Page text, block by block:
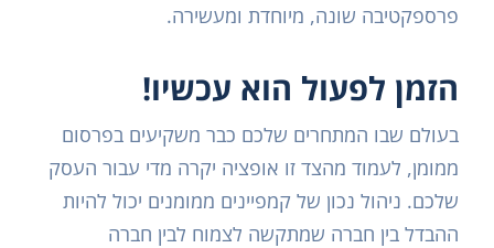
פרספקטיבה שונה, מיוחדת ומעשירה.
הזמן לפעול הוא עכשיו!
בעולם שבו המתחרים שלכם כבר משקיעים בפרסום
ממומן, לעמוד מהצד זו אופציה יקרה מדי עבור העסק
שלכם. ניהול נכון של קמפיינים ממומנים יכול להיות
ההבדל בין חברה שמתקשה לצמוח לבין חברה